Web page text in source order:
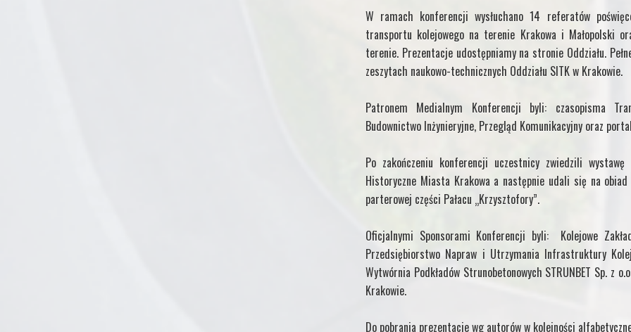
W ramach konferencji wysłuchano 14 referatów
transportu kolejowego na terenie Krakowa i Małopolski
terenie. Prezentacje udostępniamy na stronie Oddziału.
zeszytach naukowo-technicznych Oddziału SITK w Krakowie.
Patronem Medialnym Konferencji byli: czasopisma
Budownictwo Inżynieryjne, Przegląd Komunikacyjny oraz
Po zakończeniu konferencji uczestnicy zwiedzili
Historyczne Miasta Krakowa a następnie udali się na
parterowej części Pałacu „Krzysztofory”.
Oficjalnymi Sponsorami Konferencji byli: Kolejowe
Przedsiębiorstwo Napraw i Utrzymania Infrastruktury
Wytwórnia Podkładów Strunobetonowych STRUNBET Sp. z
Krakowie.
Do pobrania prezentacje wg autorów w kolejności